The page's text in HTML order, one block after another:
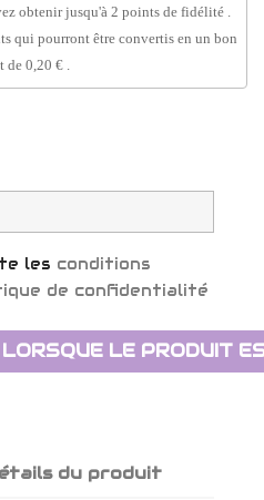
obtenir jusqu'à 2 points de fidélité
qui pourront être convertis en un bon
de 0,20 €.
les conditions
de confidentialité
LE PRODUIT
du produit